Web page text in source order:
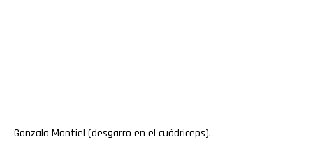
Gonzalo Montiel (desgarro en el cuádriceps).